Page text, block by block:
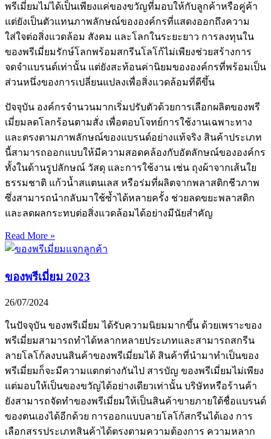
พรีเมี่ยมไม่ได้เป็นเพียงแค่ของขวัญที่มอบให้กับลูกค้าหรือคู่ค้า
แต่ยังเป็นตัวแทนภาพลักษณ์ขององค์กรที่แสดงออกถึงความ
ใส่ใจต่อสิ่งแวดล้อม สังคม และโลกในระยะยาว การลงทุนใน
ของพรีเมี่ยมรักษ์โลกพร้อมสกรีนโลโก้ไม่เพียงช่วยสร้างการ
จดจำแบรนด์เท่านั้น แต่ยังสะท้อนค่านิยมขององค์กรที่พร้อมเป็น
ส่วนหนึ่งของการเปลี่ยนแปลงเพื่อสิ่งแวดล้อมที่ดีขึ้น
ปัจจุบัน องค์กรจำนวนมากเริ่มปรับตัวด้วยการเลือกผลิตของพรี
เมี่ยมลดโลกร้อนตามสั่ง เพื่อตอบโจทย์การใช้งานเฉพาะทาง
และตรงตามภาพลักษณ์ของแบรนด์อย่างแท้จริง สินค้าประเภท
นี้สามารถออกแบบให้มีความสอดคล้องกับอัตลักษณ์ขององค์กร
ทั้งในด้านรูปลักษณ์ วัสดุ และการใช้งาน เช่น ถุงผ้าจากเส้นใย
ธรรมชาติ แก้วน้ำสแตนเลส หรือร่มที่ผลิตจากพลาสติกชีวภาพ
ซึ่งสามารถนำกลับมาใช้ซ้ำได้หลายครั้ง ช่วยลดขยะพลาสติก
และลดผลกระทบต่อสิ่งแวดล้อมได้อย่างมีนัยสำคัญ
Read More »
ของพรีเมี่ยม 2023
26/07/2024
ในปัจจุบัน ของพรีเมี่ยม ได้รับความนิยมมากขึ้น ด้วยเพราะของ
พรีเมี่ยมสามารถทำได้หลากหลายประเภทและสามารถสกรีน
ลายโลโก้ลงบนสินค้าของพรีเมี่ยมได้ สินค้าที่นำมาทำเป็นของ
พรีเมี่ยมก็จะมีความแตกต่างกันไป สารบัญ ของพรีเมี่ยมไม่เพียง
แต่มอบให้เป็นของขวัญได้อย่างเดียวเท่านั้น บริษัทหรือร้านค้า
ยังสามารถจัดทำของพรีเมี่ยมให้เป็นสินค้าขายภายใต้ชื่อแบรนด์
ของตนเองได้อีกด้วย การออกแบบลายโลโก้สกรีนได้เอง การ
เลือกสรรประเภทสินค้าได้ตรงตามความต้องการ ความหลาก